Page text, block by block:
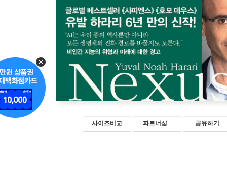
사이즈비교 파트너샵 공유하기